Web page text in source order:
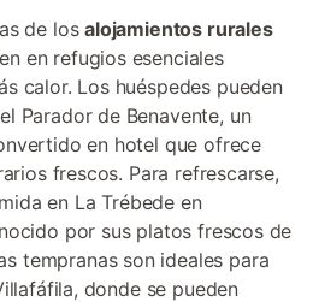
de losalojamientos rurales
en refugios esenciales
calor. Los huéspedes pueden
Parador de Benavente, un
en hotel que ofrece
frescos. Para refrescarse,
en La Trébede en
por sus platos frescos de
tempranas son ideales para
donde se pueden